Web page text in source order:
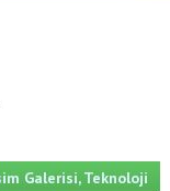
Galerisi,Teknoloji